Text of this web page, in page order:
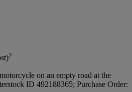
2